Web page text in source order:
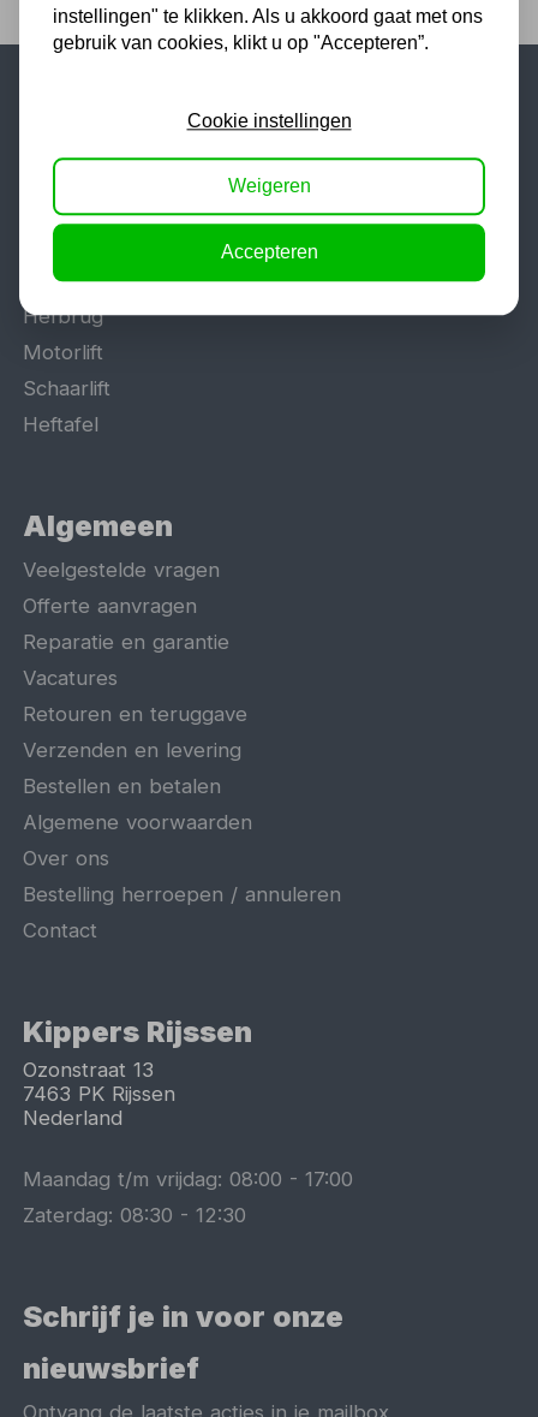
Populaire categorieën
Werkplaatsinrichting
Lasapparaat
Aggregaat
Hefbrug
Motorlift
Schaarlift
Heftafel
Algemeen
Veelgestelde vragen
Offerte aanvragen
Reparatie en garantie
Vacatures
Retouren en teruggave
Verzenden en levering
Bestellen en betalen
Algemene voorwaarden
Over ons
Bestelling herroepen / annuleren
Contact
Kippers Rijssen
Ozonstraat 13
7463 PK Rijssen
Nederland
Maandag t/m vrijdag:08:00 -17:00
Zaterdag:08:30 -12:30
Schrijf je in voor onze
nieuwsbrief
Ontvang de laatste acties in je mailbox
instellingen" te klikken. Als u akkoord gaat met ons
gebruik van cookies, klikt u op "Accepteren”.
Cookie instellingen
Weigeren
Accepteren